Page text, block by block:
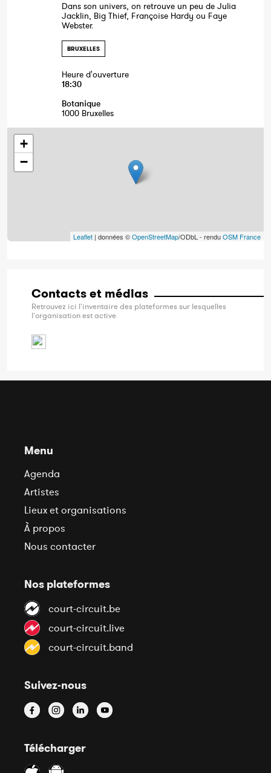
Dans son univers, on retrouve un peu de Julia
Jacklin, Big Thief, Françoise Hardy ou Faye
Webster.
BRUXELLES
Heure d'ouverture
18:30
Botanique
1000 Bruxelles
+
−
Leaflet | données ©OpenStreetMap/ODbL - renduOSM France
Contacts et médias
Retrouvez ici l'inventaire des plateformes sur lesquelles
l'organisation est active
Menu
Agenda
Artistes
Lieux et organisations
À propos
Nous contacter
Nos plateformes
court-circuit.be
court-circuit.live
court-circuit.band
Suivez-nous
Télécharger